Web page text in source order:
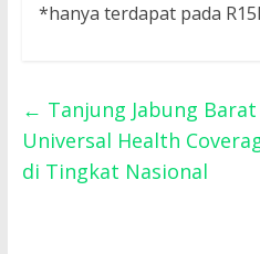
*hanya terdapat pada
← Tanjung Jabung
Universal Health
di Tingkat Nasional